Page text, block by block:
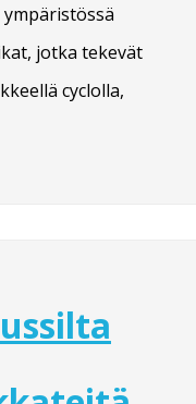
jotka tekevät
cyclolla,